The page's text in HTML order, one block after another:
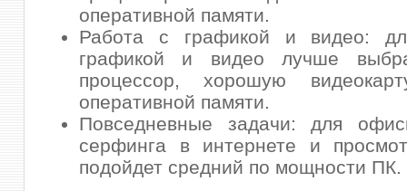
оперативной памяти.
Работа с графикой и видео:
графикой и видео лучше
процессор, хорошую
оперативной памяти.
Повседневные задачи: для
серфинга в интернете и
подойдет средний по мощности ПК.